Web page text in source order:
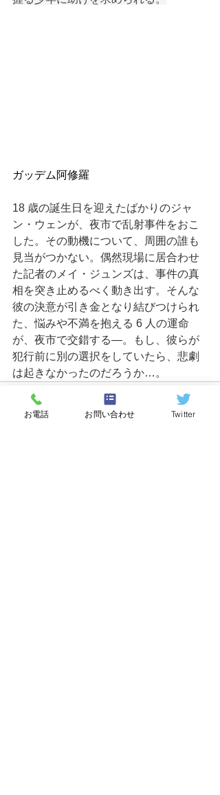
ガッデム阿修羅
18 歳の誕生日を迎えたばかりのジャ
ン・ウェンが、夜市で乱射事件をおこ
した。その動機について、周囲の誰も
見当がつかない。偶然現場に居合わせ
た記者のメイ・ジュンズは、事件の真
相を突き止めるべく動き出す。そんな
彼の決意が引き金となり結びつけられ
た、悩みや不満を抱える 6 人の運命
が、夜市で交錯する―。もし、彼らが
犯行前に別の選択をしていたら、悲劇
は起きなかったのだろうか…。
お電話 お問い合わせ Twitter